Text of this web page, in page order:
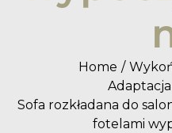
Home
Sofa rozkładana do
fotelami